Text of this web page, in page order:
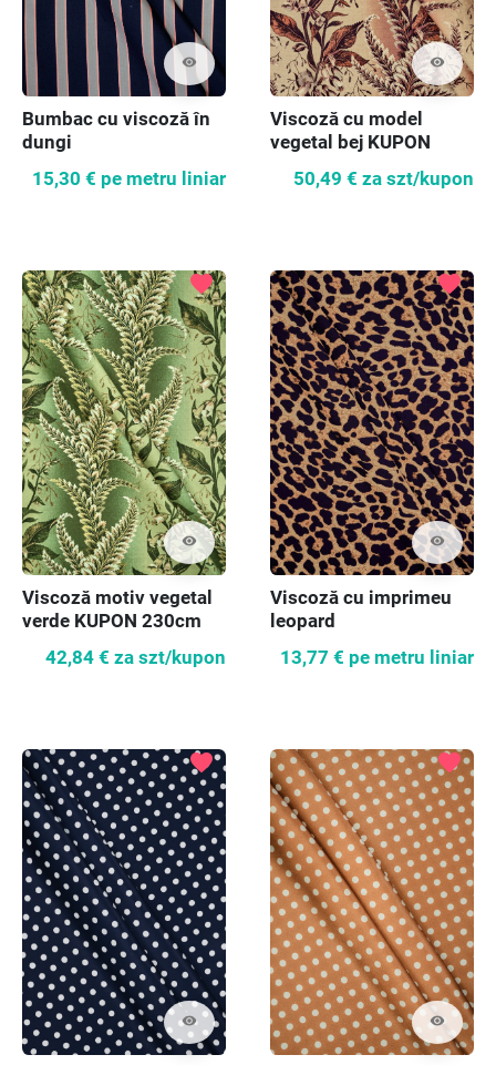
visibility
Bumbac cu viscoză în
dungi
15,30 € pe metru liniar
visibility
Viscoză cu model
vegetal bej KUPON
50,49 € za szt/kupon
visibility
favorite
Viscoză motiv vegetal
verde KUPON 230cm
42,84 € za szt/kupon
visibility
favorite
Viscoză cu imprimeu
leopard
13,77 € pe metru liniar
visibility
favorite
visibility
favorite